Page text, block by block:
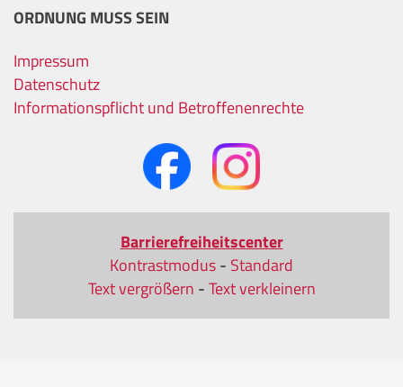
ORDNUNG MUSS SEIN
Impressum
Datenschutz
Informationspflicht und Betroffenenrechte
Barrierefreiheitscenter
Kontrastmodus- Standard
Text vergrößern -Text verkleinern